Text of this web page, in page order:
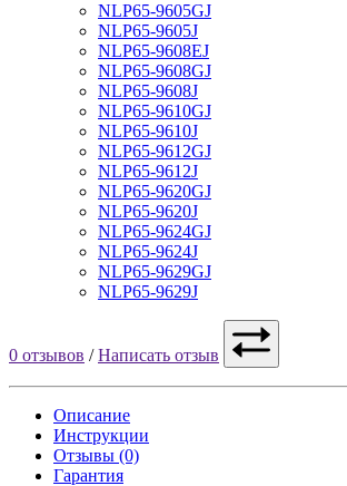
NLP65-9605GJ
NLP65-9605J
NLP65-9608EJ
NLP65-9608GJ
NLP65-9608J
NLP65-9610GJ
NLP65-9610J
NLP65-9612GJ
NLP65-9612J
NLP65-9620GJ
NLP65-9620J
NLP65-9624GJ
NLP65-9624J
NLP65-9629GJ
NLP65-9629J
0 отзывов /Написать отзыв
Описание
Инструкции
Отзывы (0)
Гарантия